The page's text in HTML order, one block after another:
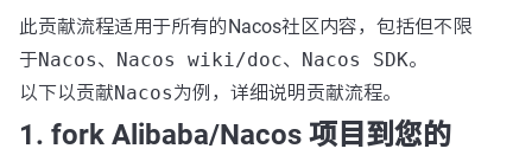
此贡献流程适用于所有的Nacos社区内容，包括但不限
于Nacos、 Nacos wiki/doc、 Nacos SDK。
以下以贡献Nacos为例，详细说明贡献流程。
1. fork Alibaba/Nacos 项目到您的